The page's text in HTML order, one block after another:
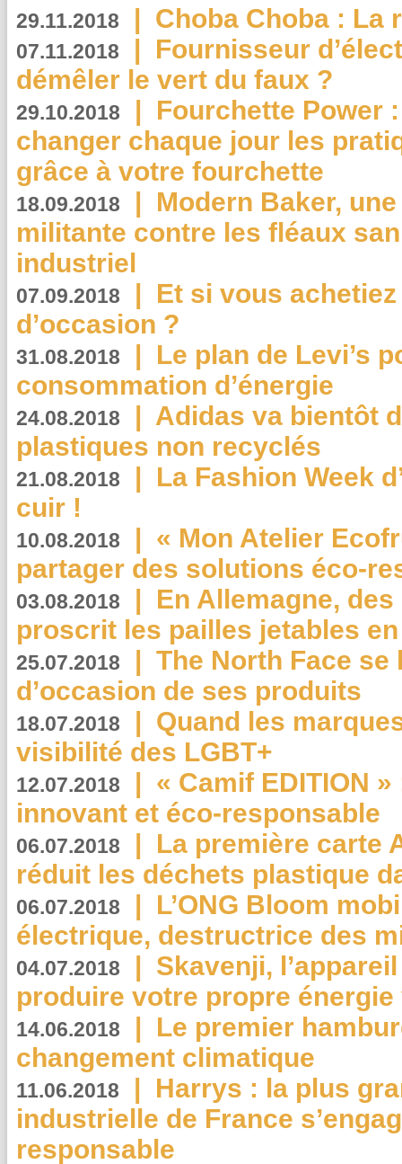
29.11.2018 | Choba Choba : La
07.11.2018 | Fournisseur
démêler le vert du faux ?
29.10.2018 | Fourchette Power
changer chaque jour les
grâce à votre fourchette
18.09.2018 | Modern Baker,
militante contre les fléaux
industriel
07.09.2018 | Et si vous
d’occasion ?
31.08.2018 | Le plan de Levi’s
consommation d’énergie
24.08.2018 | Adidas va bientôt
plastiques non recyclés
21.08.2018 | La Fashion Week
cuir !
10.08.2018 | « Mon Atelier
partager des solutions éco-
03.08.2018 | En Allemagne,
proscrit les pailles jetables
25.07.2018 | The North Face se
d’occasion de ses produits
18.07.2018 | Quand les
visibilité des LGBT+
12.07.2018 | « Camif EDITION
innovant et éco-responsable
06.07.2018 | La première carte
réduit les déchets plastique
06.07.2018 | L’ONG Bloom
électrique, destructrice des
04.07.2018 | Skavenji,
produire votre propre
14.06.2018 | Le premier
changement climatique
11.06.2018 | Harrys : la plus
industrielle de France
responsable